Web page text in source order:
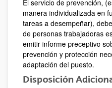
El servicio de prevención,
manera individualizada en
tareas a desempeñar),
de personas trabajadoras
emitir informe preceptivo
prevención y protección
adaptación del puesto.
Disposición